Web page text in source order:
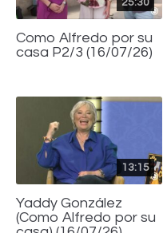
Como Alfredo por su
casa P2/3 (16/07/26)
13:15
Yaddy González
(Como Alfredo por su